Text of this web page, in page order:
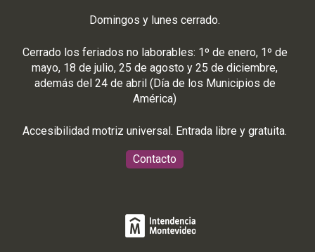
Domingos y lunes cerrado.
Cerrado los feriados no laborables: 1º de enero, 1º de
mayo, 18 de julio, 25 de agosto y 25 de diciembre,
además del 24 de abril (Día de los Municipios de
América)
Accesibilidad motriz universal. Entrada libre y gratuita.
Contacto